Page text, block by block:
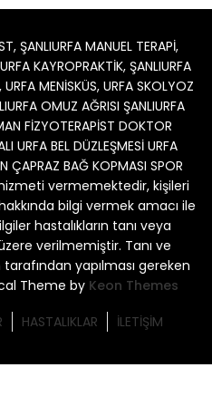
ŞANLIURFA MANUEL TERAPİ,
KAYROPRAKTİK, ŞANLIURFA
MENİSKÜS, URFA SKOLYOZ
OMUZ AĞRISI ŞANLIURFA
FİZYOTERAPİST DOKTOR
URFA BEL DÜZLEŞMESİ URFA
ÇAPRAZ BAĞ KOPMASI SPOR
hizmeti vermemektedir, kişileri
bilgi vermek amacı ile
hastalıkların tanı veya
verilmemiştir. Tanı ve
yapılması gereken
Theme by Keon Themes
HASTALIKLAR İLETİŞİM